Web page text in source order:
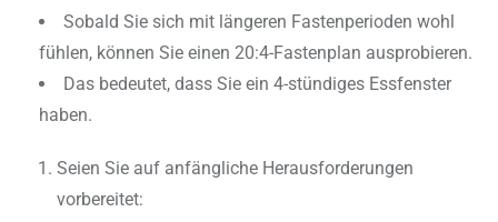
Sobald Sie sich mit längeren Fastenperioden wohl
fühlen, können Sie einen 20:4-Fastenplan ausprobieren.
Das bedeutet, dass Sie ein 4-stündiges Essfenster
haben.
Seien Sie auf anfängliche Herausforderungen
vorbereitet: